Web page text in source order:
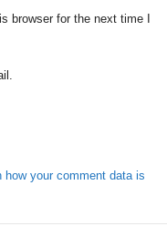
browser for the next time I
how your comment data is